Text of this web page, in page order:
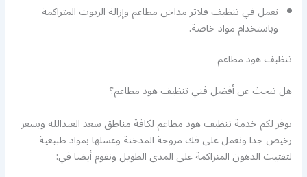
نعمل في تنظيف فلاتر مداخن مطاعم وإزالة الزيوت المتراكمة
وباستخدام مواد خاصة.
تنظيف هود مطاعم
هل تبحث عن أفضل فني تنظيف هود مطاعم؟
نوفر لكم خدمة تنظيف هود مطاعم لكافة مناطق سعد العبدالله وبسعر
رخيص جدا ونعمل على فك مروحة المدخنة وغسلها بمواد طبيعية
لتفتيت الدهون المتراكمة على المدى الطويل ونقوم أيضا في: